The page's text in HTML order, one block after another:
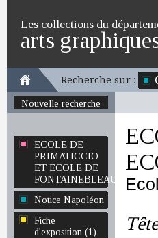
Les collections du
arts
Recherche sur :
Nouvelle recherche
ECOLE DE
PRIMATICCIO
ET ECOLE DE
FONTAINEBLEAU
Notice Napoléon
Fiche
d'exposition (1)